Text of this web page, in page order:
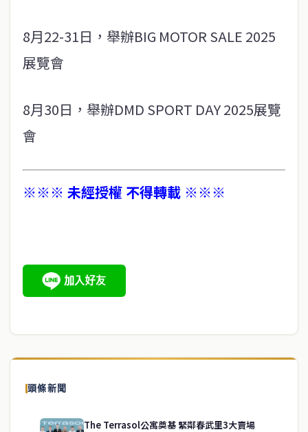
8月22-31日，舉辦BIG MOTOR SALE 2025
展覽會
8月30日，舉辦DMD SPORT DAY 2025展覽
會
※※※ 未經授權 不得轉載 ※※※
頭條新聞
The Terrasol公寓奠基 緊鄰春武里3大賣場